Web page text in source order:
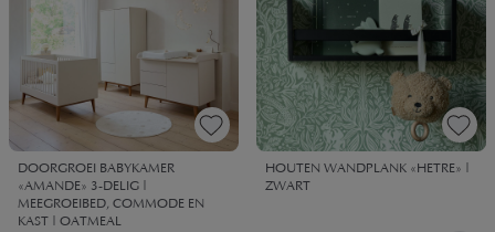
DOORGROEI BABYKAMER
«AMANDE» 3-DELIG |
MEEGROEIBED, COMMODE EN
KAST | OATMEAL
HOUTEN WANDPLANK «HETRE» |
ZWART